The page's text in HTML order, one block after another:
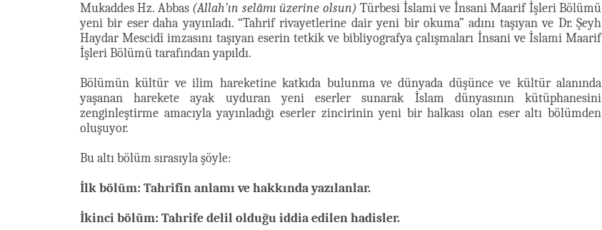
Mukaddes Hz. Abbas (Allah’ın selâmı üzerine olsun) Türbesi İslami ve İnsani Maarif İşleri Bölümü
yeni bir eser daha yayınladı. “Tahrif rivayetlerine dair yeni bir okuma” adını taşıyan ve Dr. Şeyh
Haydar Mescidî imzasını taşıyan eserin tetkik ve bibliyografya çalışmaları İnsani ve İslami Maarif
İşleri Bölümü tarafından yapıldı.
Bölümün kültür ve ilim hareketine katkıda bulunma ve dünyada düşünce ve kültür alanında
yaşanan harekete ayak uyduran yeni eserler sunarak İslam dünyasının kütüphanesini
zenginleştirme amacıyla yayınladığı eserler zincirinin yeni bir halkası olan eser altı bölümden
oluşuyor.
Bu altı bölüm sırasıyla şöyle:
İlk bölüm: Tahrifin anlamı ve hakkında yazılanlar.
İkinci bölüm: Tahrife delil olduğu iddia edilen hadisler.